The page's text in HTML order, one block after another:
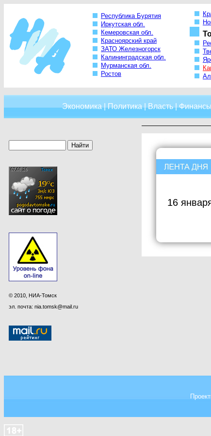
Республика Бурятия
Иркутская обл.
Кемеровская обл.
Красноярский край
ЗАТО Железногорск
Калининградская обл.
Мурманская обл.
Ростов
Экономика|Политика|Власть|
© 2010, НИА-Томск
эл. почта: nia.tomsk@mail.ru
16